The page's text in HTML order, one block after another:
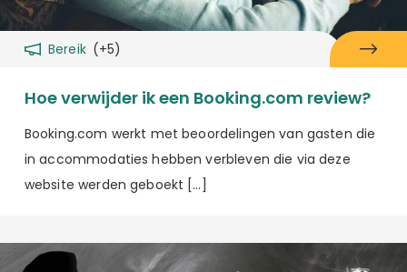
Bereik (+5)
Hoe verwijder ik een Booking.com review?
Booking.com werkt met beoordelingen van gasten die
in accommodaties hebben verbleven die via deze
website werden geboekt […]